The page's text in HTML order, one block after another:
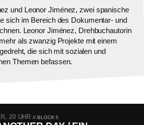
und Leonor Jiménez, zwei spanische
sich im Bereich des Dokumentar- und
Leonor Jiménez, Drehbuchautorin
als zwanzig Projekte mit einem
die sich mit sozialen und
Themen befassen.
20 UHR// BLOCK 5